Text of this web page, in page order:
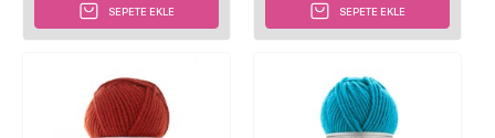
SEPETE EKLE SEPETE EKLE